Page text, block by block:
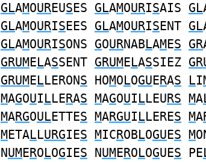
GLAMOUREUSES GLAMOURISAIS GL
GLAMOURISEES GLAMOURISENT GL
GLAMOURISONS GOURNABLAMES GR
GRUMELASSENT GRUMELASSIEZ
GRUMELLERONS HOMOLOGUERAS LI
MAGOUILLERAS MAGOUILLEURS MA
MARGOULETTES MARGUILLERES MA
METALLURGIES MICROBLOGUES M
NUMEROLOGIES NUMEROLOGUES PE